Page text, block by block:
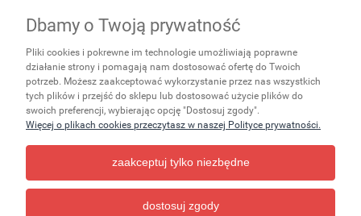
Suprema Feniks Elegant 180x101 (16:9)
Suprema Feniks Elegant 220x124 (16:9)
Suprema Feniks 200x113 (16:9) 90''
Suprema Leo 203x152 (4:3)
Suprema Polaris LITE 200x113 (16:9)
Torba transportowa do ekranów przenośnych rozmiar 195
Zakupy Ważne Pomoc
Dbamy o Twoją prywatność
Pliki cookies i pokrewne im technologie umożliwiają poprawne
działanie strony i pomagają nam dostosować ofertę do Twoich
potrzeb. Możesz zaakceptować wykorzystanie przez nas wszystkich
tych plików i przejść do sklepu lub dostosować użycie plików do
swoich preferencji, wybierając opcję "Dostosuj zgody".
Więcej o plikach cookies przeczytasz w naszej Polityce prywatności.
zaakceptuj tylko niezbędne
dostosuj zgody